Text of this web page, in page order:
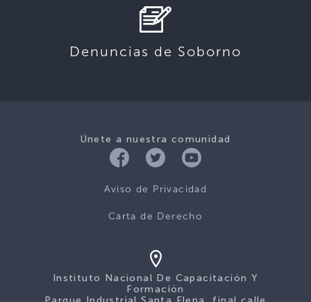
Denuncias de Soborno
Únete a nuestra comunidad
Aviso de Privacidad
Carta de Derecho
Instituto Nacional De Capacitación Y
Formación